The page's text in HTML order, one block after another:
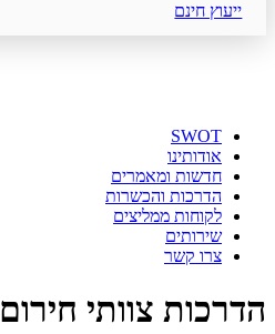
ייעוץ חינם
SWOT
אודותינו
חדשות ומאמרים
הדרכות והכשרות
לקוחות ממליצים
שירותים
צרו קשר
הדרכות צוותי חירום